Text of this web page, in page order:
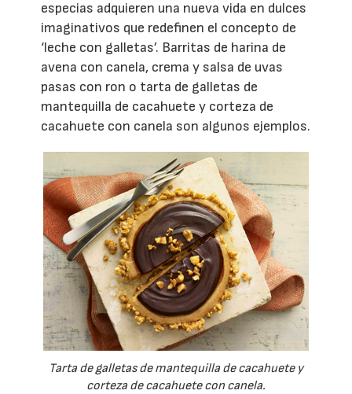
especias adquieren una nueva vida en dulces
imaginativos que redefinen el concepto de
‘leche con galletas’. Barritas de harina de
avena con canela, crema y salsa de uvas
pasas con ron o tarta de galletas de
mantequilla de cacahuete y corteza de
cacahuete con canela son algunos ejemplos.
Tarta de galletas de mantequilla de cacahuete y
corteza de cacahuete con canela.